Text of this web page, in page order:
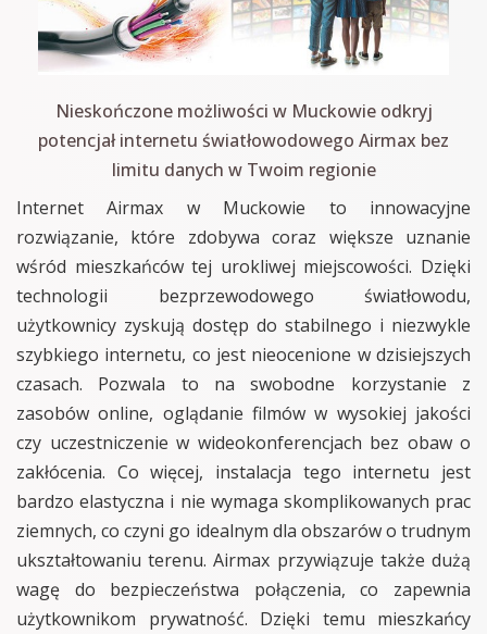
Nieskończone możliwości w Muckowie odkryj
potencjał internetu światłowodowego Airmax bez
limitu danych w Twoim regionie
Internet Airmax w Muckowie to innowacyjne
rozwiązanie, które zdobywa coraz większe uznanie
wśród mieszkańców tej urokliwej miejscowości. Dzięki
technologii bezprzewodowego światłowodu,
użytkownicy zyskują dostęp do stabilnego i niezwykle
szybkiego internetu, co jest nieocenione w dzisiejszych
czasach. Pozwala to na swobodne korzystanie z
zasobów online, oglądanie filmów w wysokiej jakości
czy uczestniczenie w wideokonferencjach bez obaw o
zakłócenia. Co więcej, instalacja tego internetu jest
bardzo elastyczna i nie wymaga skomplikowanych prac
ziemnych, co czyni go idealnym dla obszarów o trudnym
ukształtowaniu terenu. Airmax przywiązuje także dużą
wagę do bezpieczeństwa połączenia, co zapewnia
użytkownikom prywatność. Dzięki temu mieszkańcy